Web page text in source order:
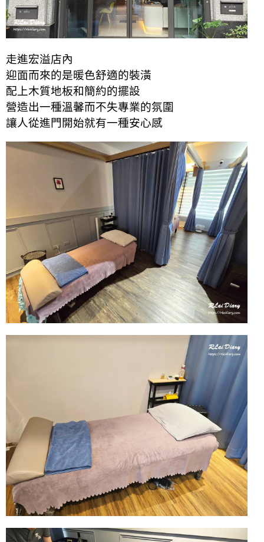
走進宏溢店內
迎面而來的是暖色舒適的裝潢
配上木質地板和簡約的擺設
營造出一種溫馨而不失專業的氛圍
讓人從進門開始就有一種安心感